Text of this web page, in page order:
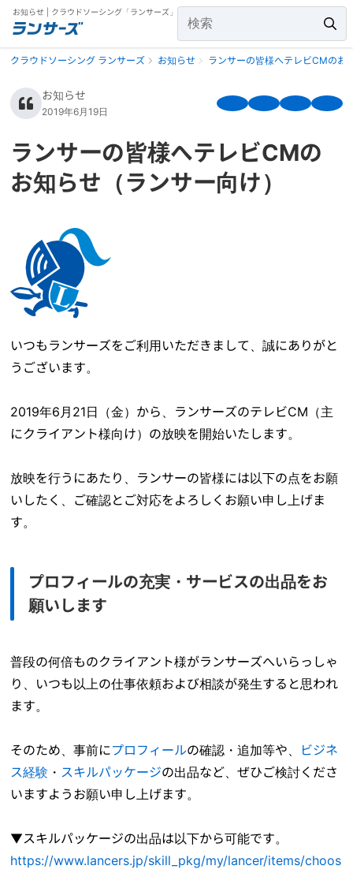
お知らせ | クラウドソーシング「ランサーズ」
クラウドソーシング ランサーズ お知らせ ランサーの皆様へテレビCMのお
お知らせ
2019年6月19日
ランサーの皆様へテレビCMの
お知らせ（ランサー向け）
いつもランサーズをご利用いただきまして、誠にありがと
うございます。
2019年6月21日（金）から、ランサーズのテレビCM（主
にクライアント様向け）の放映を開始いたします。
放映を行うにあたり、ランサーの皆様には以下の点をお願
いしたく、ご確認とご対応をよろしくお願い申し上げま
す。
プロフィールの充実・サービスの出品をお
願いします
普段の何倍ものクライアント様がランサーズへいらっしゃ
り、いつも以上の仕事依頼および相談が発生すると思われ
ます。
そのため、事前にプロフィールの確認・追加等や、
ビジネ
ス経験 ・ スキルパッケージの出品など、ぜひご検討くださ
いますようお願い申し上げます。
▼スキルパッケージの出品は以下から可能です。
https://www.lancers.jp/skill_pkg/my/lancer/items/choos